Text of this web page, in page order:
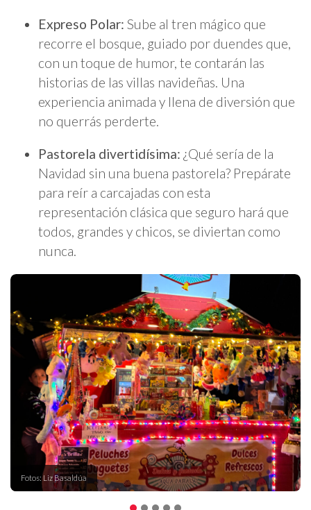
Expreso Polar: Sube al tren mágico que
recorre el bosque, guiado por duendes que,
con un toque de humor, te contarán las
historias de las villas navideñas. Una
experiencia animada y llena de diversión que
no querrás perderte.
Pastorela divertidísima: ¿Qué sería de la
Navidad sin una buena pastorela? Prepárate
para reír a carcajadas con esta
representación clásica que seguro hará que
todos, grandes y chicos, se diviertan como
nunca.
Fotos: Liz Basaldúa